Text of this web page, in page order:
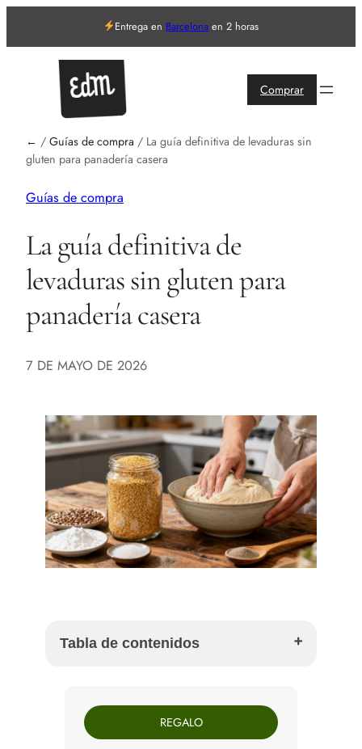
Entrega en Barcelona en 2 horas
Comprar
← / Guías de compra / La guía definitiva de levaduras sin
gluten para panadería casera
Guías de compra
La guía definitiva de
levaduras sin gluten para
panadería casera
7 DE MAYO DE 2026
Tabla de contenidos
gluten)
Cómo dar con la levadura ideal para cada receta
El arte de levar masas sin gluten: trucos que
REGALO